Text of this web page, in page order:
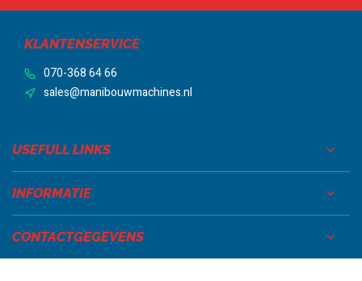
KLANTENSERVICE
070-368 64 66
sales@manibouwmachines.nl
USEFULL LINKS
INFORMATIE
CONTACTGEGEVENS